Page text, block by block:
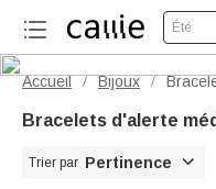
Été
Accueil / Bijoux /
Bracelets d'alerte
Trier par Pertinence 